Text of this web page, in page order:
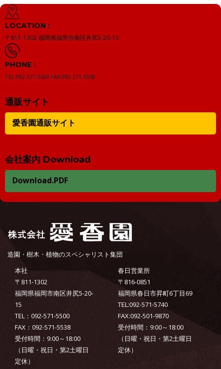
LOCATION :
〒811-1302福岡県福岡市南区井尻5-20-15
PHONE :
TEL:092-571-5500 FAX:092-571-5538
通販サイト
愛香園通販サイト
会社案内 Download
Download.PDF
造園・樹木・植物のスペシャリスト集団
本社
〒811-1302
福岡県福岡市南区井尻5-20-
15
TEL：092-571-5500
FAX：092-571-5538
受付時間：9:00～18:00
（日曜・祝日・第2土曜日
定休）
春日営業所
〒816-0851
福岡県春日市昇町6丁目69
TEL:092-571-5740
FAX:092-501-9870
受付時間：9:00～18:00
（日曜・祝日・第2土曜日
定休）